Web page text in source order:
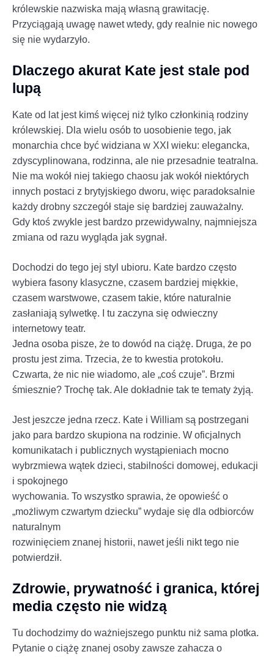
królewskie nazwiska mają własną grawitację.
Przyciągają uwagę nawet wtedy, gdy realnie nic nowego
się nie wydarzyło.
Dlaczego akurat Kate jest stale pod
lupą
Kate od lat jest kimś więcej niż tylko członkinią rodziny
królewskiej. Dla wielu osób to uosobienie tego, jak
monarchia chce być widziana w XXI wieku: elegancka,
zdyscyplinowana, rodzinna, ale nie przesadnie teatralna.
Nie ma wokół niej takiego chaosu jak wokół niektórych
innych postaci z brytyjskiego dworu, więc paradoksalnie
każdy drobny szczegół staje się bardziej zauważalny.
Gdy ktoś zwykle jest bardzo przewidywalny, najmniejsza
zmiana od razu wygląda jak sygnał.
Dochodzi do tego jej styl ubioru. Kate bardzo często
wybiera fasony klasyczne, czasem bardziej miękkie,
czasem warstwowe, czasem takie, które naturalnie
zasłaniają sylwetkę. I tu zaczyna się odwieczny
internetowy teatr.
Jedna osoba pisze, że to dowód na ciążę. Druga, że po
prostu jest zima. Trzecia, że to kwestia protokołu.
Czwarta, że nic nie wiadomo, ale „coś czuje”. Brzmi
śmiesznie? Trochę tak. Ale dokładnie tak te tematy żyją.
Jest jeszcze jedna rzecz. Kate i William są postrzegani
jako para bardzo skupiona na rodzinie. W oficjalnych
komunikatach i publicznych wystąpieniach mocno
wybrzmiewa wątek dzieci, stabilności domowej, edukacji
i spokojnego
wychowania. To wszystko sprawia, że opowieść o
„możliwym czwartym dziecku” wydaje się dla odbiorców
naturalnym
rozwinięciem znanej historii, nawet jeśli nikt tego nie
potwierdził.
Zdrowie, prywatność i granica, której
media często nie widzą
Tu dochodzimy do ważniejszego punktu niż sama plotka.
Pytanie o ciążę znanej osoby zawsze zahacza o